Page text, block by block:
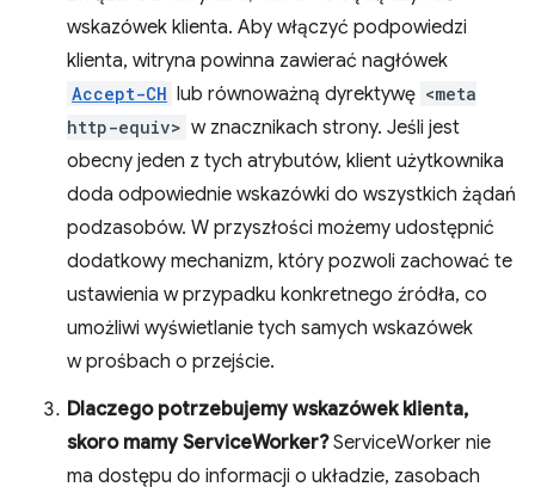
wskazówek klienta. Aby włączyć podpowiedzi
klienta, witryna powinna zawierać nagłówek
Accept-CH lub równoważną dyrektywę <meta
http-equiv> w znacznikach strony. Jeśli jest
obecny jeden z tych atrybutów, klient użytkownika
doda odpowiednie wskazówki do wszystkich żądań
podzasobów. W przyszłości możemy udostępnić
dodatkowy mechanizm, który pozwoli zachować te
ustawienia w przypadku konkretnego źródła, co
umożliwi wyświetlanie tych samych wskazówek
w prośbach o przejście.
Dlaczego potrzebujemy wskazówek klienta,
skoro mamy ServiceWorker?ServiceWorker nie
ma dostępu do informacji o układzie, zasobach